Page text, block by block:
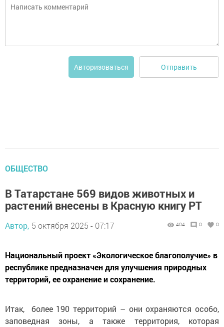
Авторизоваться Отправить
ОБЩЕСТВО
В Татарстане 569 видов животных и
растений внесены в Красную книгу РТ
Автор, 5 октября 2025 - 07:17 404 0 0
Национальный проект «Экологическое благополучие» в
республике предназначен для улучшения природных
территорий, ее охранение и сохранение.
Итак, более 190 территорий – они охраняются особо,
заповедная зоны, а также территория, которая